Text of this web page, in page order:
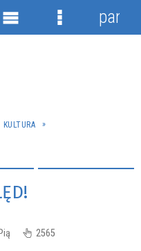
KULTURA
2565
Menu
Menu
panel